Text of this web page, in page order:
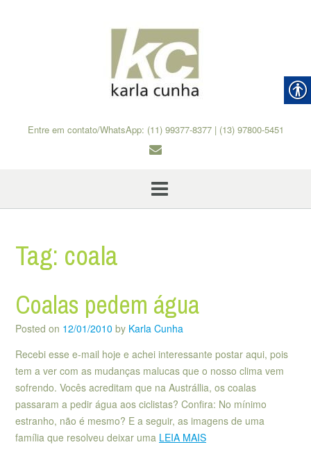
Entre em contato/WhatsApp: (11) 99377-8377 | (13) 97800-5451
Tag: coala
Coalas pedem água
Posted on 12/01/2010 by Karla Cunha
Recebi esse e-mail hoje e achei interessante postar aqui, pois
tem a ver com as mudanças malucas que o nosso clima vem
sofrendo. Vocês acreditam que na Austrállia, os coalas
passaram a pedir água aos ciclistas? Confira: No mínimo
estranho, não é mesmo? E a seguir, as imagens de uma
família que resolveu deixar uma LEIA MAIS